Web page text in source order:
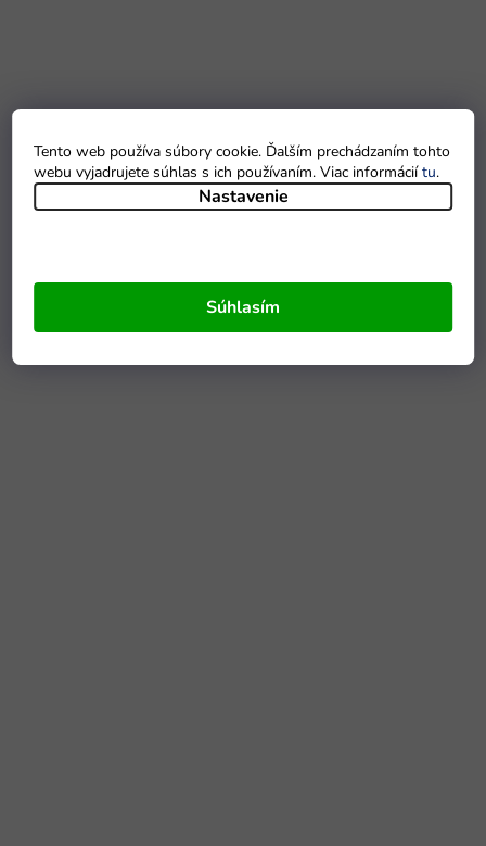
Tento web používa súbory cookie. Ďalším prechádzaním tohto
webu vyjadrujete súhlas s ich používaním. Viac informáciítu.
Nastavenie
Súhlasím